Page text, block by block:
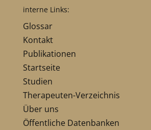
interne Links:
Glossar
Kontakt
Publikationen
Startseite
Studien
Therapeuten-Verzeichnis
Über uns
Öffentliche Datenbanken